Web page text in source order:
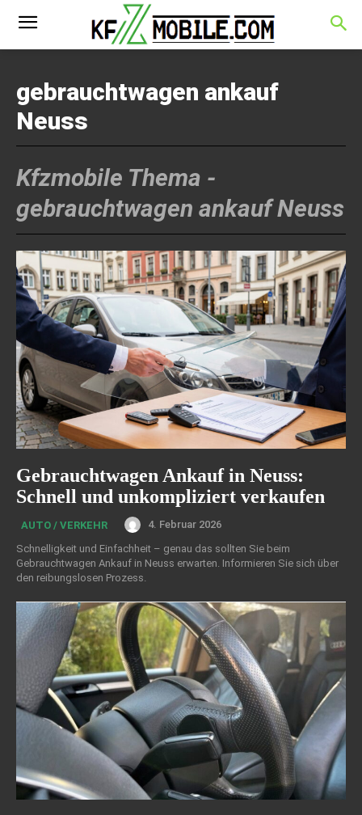
gebrauchtwagen ankauf
Neuss
Kfzmobile Thema -
gebrauchtwagen ankauf Neuss
Gebrauchtwagen Ankauf in Neuss:
Schnell und unkompliziert verkaufen
AUTO / VERKEHR
4. Februar 2026
Schnelligkeit und Einfachheit – genau das sollten Sie beim
Gebrauchtwagen Ankauf in Neuss erwarten. Informieren Sie sich über
den reibungslosen Prozess.